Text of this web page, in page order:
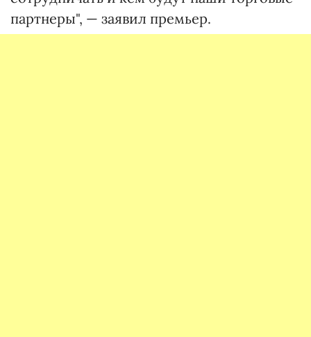
партнеры", — заявил премьер.